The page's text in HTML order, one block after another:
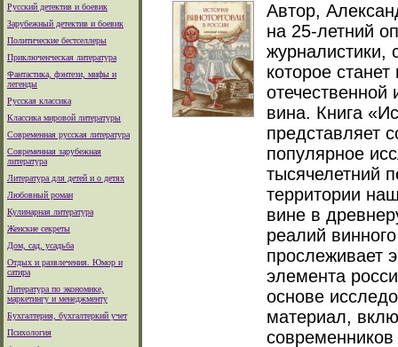
Русский детектив и боевик
Зарубежный детектив и боевик
Политические бестселлеры
Приключенческая литература
Фантастика, фэнтези, мифы и
легенды
Русская классика
Классика мировой литературы
Современная русская литература
Современная зарубежная
литература
Литература для детей и о детях
Любовный роман
Кулинарная литература
Женские секреты
Дом, сад, усадьба
Отдых и развлечения. Юмор и
сатира
Литература по экономике,
маркетингу и менеджменту
Бухгалтерия, бухгалтеркий учет
Психология
Автор,
на 25-летний
журналистики,
которое
отечественной
вина. Книга
представляет
популярное
тысячелетний
территории
вине в
реалий
прослеживает
элемента
основе
материал,